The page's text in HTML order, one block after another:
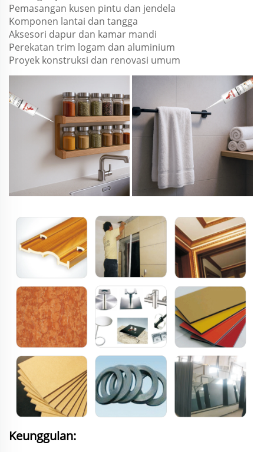
Pemasangan kusen pintu dan jendela
Komponen lantai dan tangga
Aksesori dapur dan kamar mandi
Perekatan trim logam dan aluminium
Proyek konstruksi dan renovasi umum
Keunggulan: